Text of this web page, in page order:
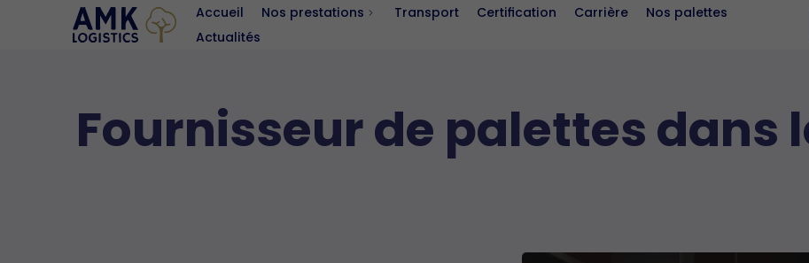
Accueil Nos prestations Transport Certification Carrière
Nos palettes
Actualités
Fournisseur de palettes dans